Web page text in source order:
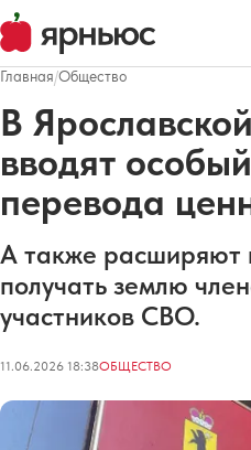
Главная/Общество
В
вводят
перевода
А также расширяют
получать землю
участников СВО.
11.06.2026 18:38ОБЩЕСТВО